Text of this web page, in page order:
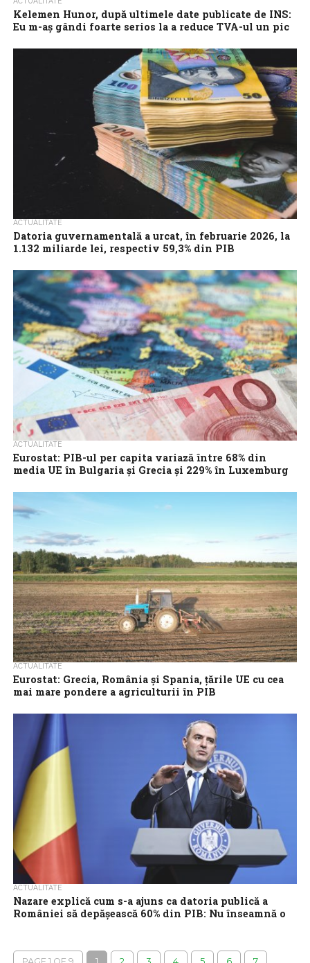
Kelemen Hunor, după ultimele date publicate de INS:
Eu m-aş gândi foarte serios la a reduce TVA-ul un pic
Parlament, după ultimele date publicate de Institutul Naţional de
Statistică, privind inflaţia şi situaţia...
ACTUALITATE
Datoria guvernamentală a urcat, în februarie 2026, la
1.132 miliarde lei, respectiv 59,3% din PIB
februarie 2026, de 1.132 miliarde lei, în creștere de la 1.126
miliarde de lei...
ACTUALITATE
Eurostat: PIB-ul per capita variază între 68% din
media UE în Bulgaria și Grecia și 229% în Luxemburg
standard (PPS) varia, în 2025, între 68% din media UE în Bulgaria
și...
ACTUALITATE
Eurostat: Grecia, România și Spania, țările UE cu cea
mai mare pondere a agriculturii în PIB
PIB în 2024, cu 0,1 puncte procentuale (pp) mai mult...
ACTUALITATE
Nazare explică cum s-a ajuns ca datoria publică a
României să depăşească 60% din PIB: Nu înseamnă o
România a ajuns lao datorie publică de peste 60% din PIB din